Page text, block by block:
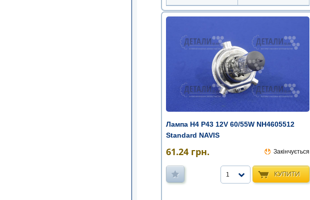
Лампа Н4 Р43 12V 60/55W NH4605512
Standard NAVIS
61.24 грн. Закінчується
КУПИТИ
1